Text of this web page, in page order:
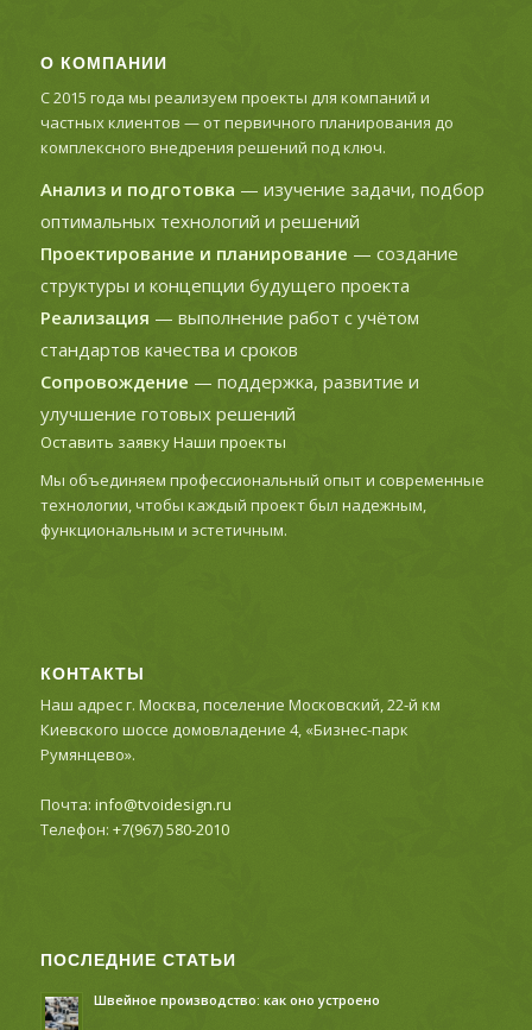
О КОМПАНИИ
С 2015 года мы реализуем проекты для компаний и
частных клиентов — от первичного планирования до
комплексного внедрения решений под ключ.
Анализ и подготовка — изучение задачи, подбор
оптимальных технологий и решений
Проектирование и планирование — создание
структуры и концепции будущего проекта
Реализация — выполнение работ с учётом
стандартов качества и сроков
Сопровождение — поддержка, развитие и
улучшение готовых решений
Оставить заявкуНаши проекты
Мы объединяем профессиональный опыт и современные
технологии, чтобы каждый проект был надежным,
функциональным и эстетичным.
КОНТАКТЫ
Наш адрес г. Москва, поселение Московский, 22-й км
Киевского шоссе домовладение 4, «Бизнес-парк
Румянцево».
Почта: info@tvoidesign.ru
Телефон: +7(967) 580-2010
ПОСЛЕДНИЕ СТАТЬИ
Швейное производство: как оно устроено